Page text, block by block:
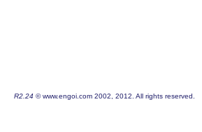
R2.24 © www.engoi.com 2002, 2012. All rights reserved.